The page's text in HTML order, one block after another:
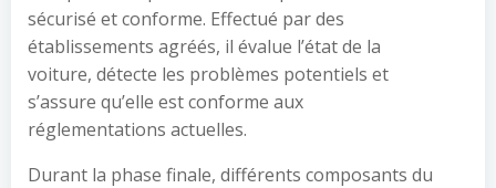
sécurisé et conforme. Effectué par des
établissements agréés, il évalue l’état de la
voiture, détecte les problèmes potentiels et
s’assure qu’elle est conforme aux
réglementations actuelles.
Durant la phase finale, différents composants du